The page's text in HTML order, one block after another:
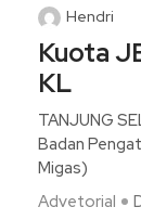
Hendri
Kuota
KL
TANJUNG
Badan
Migas)
Advetorial